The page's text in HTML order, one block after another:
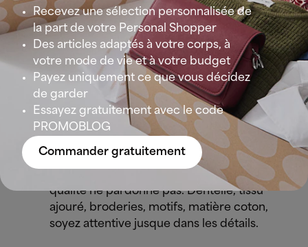
Vous faites bien de choisir ce genre de
pièce, souvent de couleur claire voire
blanche. Comme notre peau a souvent
tendance à perdre un peu de son éclat
avec l’âge, les tonalités claires vont
mettre en lumière votre visage.
Préférez la qualité
Avec ce genre de blouse, une moindre
qualité ne pardonne pas. Dentelle, tissu
ajouré, broderies, motifs, matière coton,
soyez attentive jusque dans les détails.
Recevez une sélection personnalisée de
la part de votre Personal Shopper
Des articles adaptés à votre corps, à
votre mode de vie et à votre budget
Payez uniquement ce que vous décidez
de garder
Essayez gratuitement avec le code
PROMOBLOG
Commander gratuitement